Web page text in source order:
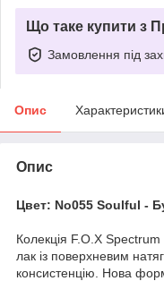
Що таке купити з
Замовлення під
Опис
Опис
Цвет: No055 Soulful -
Колекція F.O.X
лак із поверхневим
консистенцію. Нова